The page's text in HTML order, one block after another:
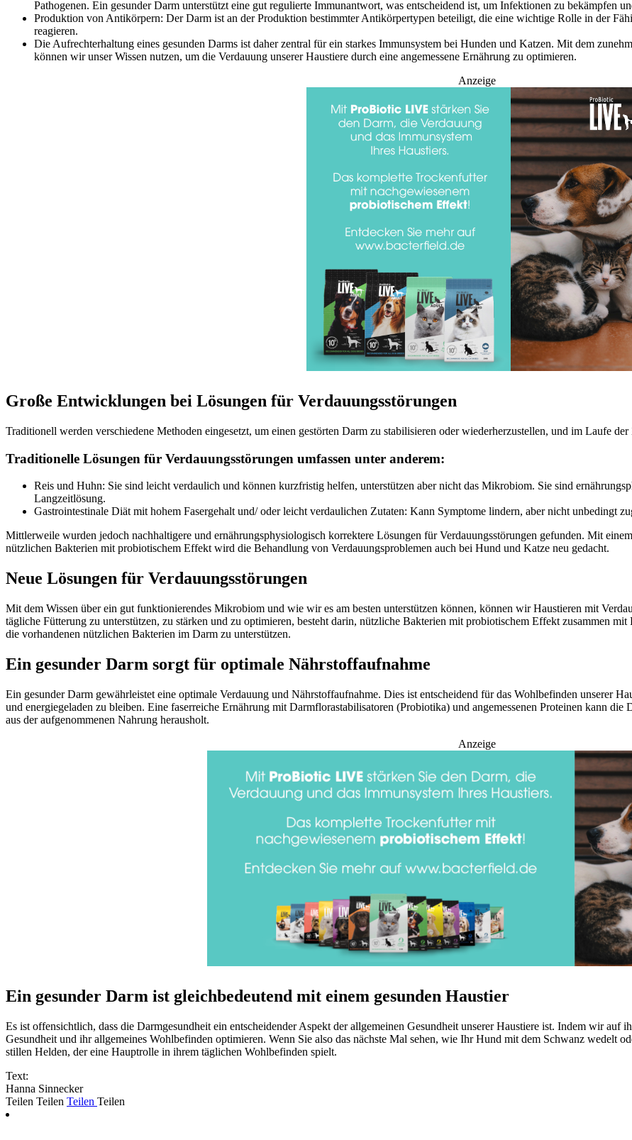
Pathogenen. Ein gesunder Darm unterstützt eine gut regulierte Immunantwort, was entscheidend ist, um Infektionen zu bekämpfen
Produktion von Antikörpern: Der Darm ist an der Produktion bestimmter Antikörpertypen beteiligt, die eine wichtige Rolle in der
reagieren.
Die Aufrechterhaltung eines gesunden Darms ist daher zentral für ein starkes Immunsystem bei Hunden und Katzen. Mit dem
können wir unser Wissen nutzen, um die Verdauung unserer Haustiere durch eine angemessene Ernährung zu optimieren.
Anzeige
Große Entwicklungen bei Lösungen für Verdauungsstörungen
Traditionell werden verschiedene Methoden eingesetzt, um einen gestörten Darm zu stabilisieren oder wiederherzustellen, und im Laufe
Traditionelle Lösungen für Verdauungsstörungen umfassen unter anderem:
Reis und Huhn: Sie sind leicht verdaulich und können kurzfristig helfen, unterstützen aber nicht das Mikrobiom. Sie sind
Langzeitlösung.
Gastrointestinale Diät mit hohem Fasergehalt und/ oder leicht verdaulichen Zutaten: Kann Symptome lindern, aber nicht unbedingt
Mittlerweile wurden jedoch nachhaltigere und ernährungsphysiologisch korrektere Lösungen für Verdauungsstörungen gefunden. Mit
nützlichen Bakterien mit probiotischem Effekt wird die Behandlung von Verdauungsproblemen auch bei Hund und Katze neu gedacht.
Neue Lösungen für Verdauungsstörungen
Mit dem Wissen über ein gut funktionierendes Mikrobiom und wie wir es am besten unterstützen können, können wir Haustieren mit
tägliche Fütterung zu unterstützen, zu stärken und zu optimieren, besteht darin, nützliche Bakterien mit probiotischem Effekt zusammen
die vorhandenen nützlichen Bakterien im Darm zu unterstützen.
Ein gesunder Darm sorgt für optimale Nährstoffaufnahme
Ein gesunder Darm gewährleistet eine optimale Verdauung und Nährstoffaufnahme. Dies ist entscheidend für das Wohlbefinden unserer
und energiegeladen zu bleiben. Eine faserreiche Ernährung mit Darmflorastabilisatoren (Probiotika) und angemessenen Proteinen kann die
aus der aufgenommenen Nahrung herausholt.
Anzeige
Ein gesunder Darm ist gleichbedeutend mit einem gesunden Haustier
Es ist offensichtlich, dass die Darmgesundheit ein entscheidender Aspekt der allgemeinen Gesundheit unserer Haustiere ist. Indem wir auf
Gesundheit und ihr allgemeines Wohlbefinden optimieren. Wenn Sie also das nächste Mal sehen, wie Ihr Hund mit dem Schwanz wedelt
stillen Helden, der eine Hauptrolle in ihrem täglichen Wohlbefinden spielt.
Text:
Hanna Sinnecker
Teilen Teilen Teilen Teilen